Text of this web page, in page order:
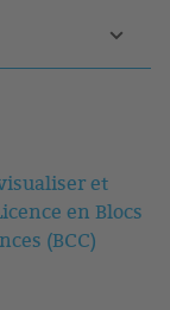
et
en Blocs
(BCC)